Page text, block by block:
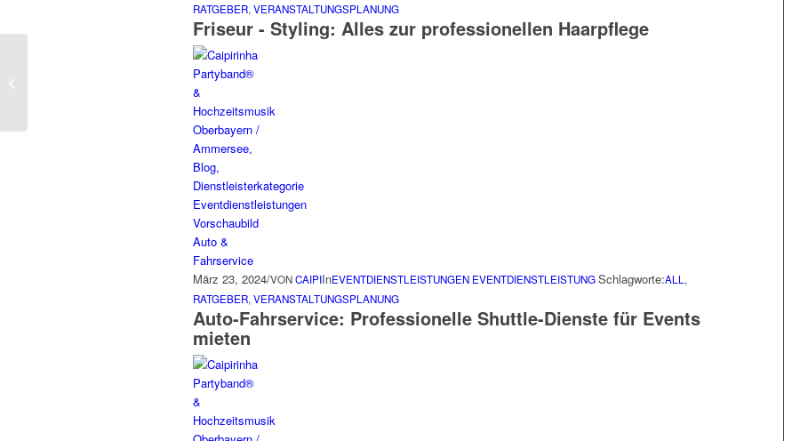
RATGEBER, VERANSTALTUNGSPLANUNG
Friseur - Styling: Alles zur professionellen Haarpflege
März 23, 2024/VONCAIPIInEVENTDIENSTLEISTUNGEN EVENTDIENSTLEISTUNGSchlagworte:ALL ,
RATGEBER, VERANSTALTUNGSPLANUNG
Auto-Fahrservice: Professionelle Shuttle-Dienste für Events
mieten